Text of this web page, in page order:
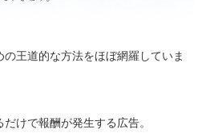
王道的な方法をほぼ網羅していま
けで報酬が発生する広告。